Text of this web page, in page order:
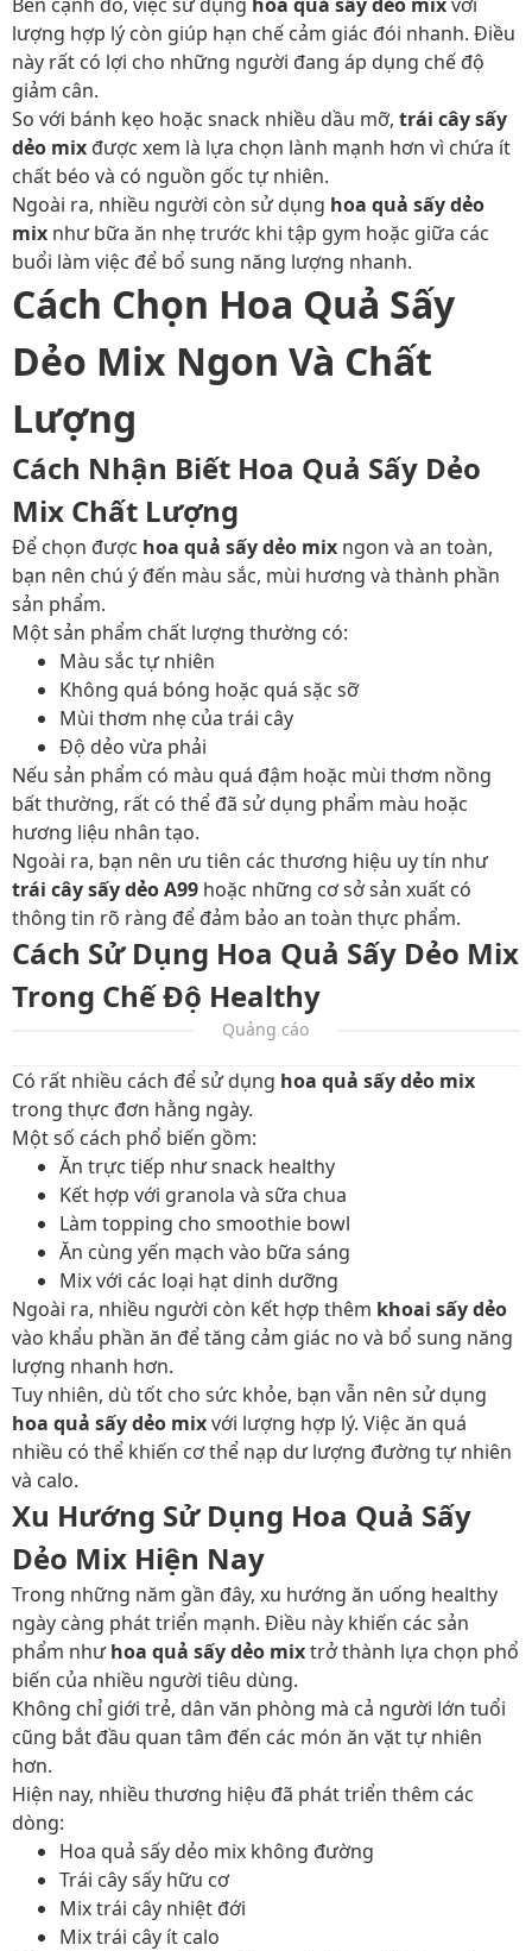
lượng hợp lý còn giúp hạn chế cảm giác đói nhanh. Điều
này rất có lợi cho những người đang áp dụng chế độ
giảm cân.
So với bánh kẹo hoặc snack nhiều dầu mỡ, trái cây sấy
dẻo mix được xem là lựa chọn lành mạnh hơn vì chứa ít
chất béo và có nguồn gốc tự nhiên.
Ngoài ra, nhiều người còn sử dụng hoa quả sấy dẻo
mix như bữa ăn nhẹ trước khi tập gym hoặc giữa các
buổi làm việc để bổ sung năng lượng nhanh.
Cách Chọn Hoa Quả Sấy
Dẻo Mix Ngon Và Chất
Lượng
Cách Nhận Biết Hoa Quả Sấy Dẻo
Mix Chất Lượng
Để chọn được hoa quả sấy dẻo mix ngon và an toàn,
bạn nên chú ý đến màu sắc, mùi hương và thành phần
sản phẩm.
Một sản phẩm chất lượng thường có:
Màu sắc tự nhiên
Không quá bóng hoặc quá sặc sỡ
Mùi thơm nhẹ của trái cây
Độ dẻo vừa phải
Nếu sản phẩm có màu quá đậm hoặc mùi thơm nồng
bất thường, rất có thể đã sử dụng phẩm màu hoặc
hương liệu nhân tạo.
Ngoài ra, bạn nên ưu tiên các thương hiệu uy tín như
trái cây sấy dẻo A99 hoặc những cơ sở sản xuất có
thông tin rõ ràng để đảm bảo an toàn thực phẩm.
Cách Sử Dụng Hoa Quả Sấy Dẻo Mix
Trong Chế Độ Healthy
Quảng cáo
Có rất nhiều cách để sử dụng hoa quả sấy dẻo mix
trong thực đơn hằng ngày.
Một số cách phổ biến gồm:
Ăn trực tiếp như snack healthy
Kết hợp với granola và sữa chua
Làm topping cho smoothie bowl
Ăn cùng yến mạch vào bữa sáng
Mix với các loại hạt dinh dưỡng
Ngoài ra, nhiều người còn kết hợp thêm khoai sấy dẻo
vào khẩu phần ăn để tăng cảm giác no và bổ sung năng
lượng nhanh hơn.
Tuy nhiên, dù tốt cho sức khỏe, bạn vẫn nên sử dụng
hoa quả sấy dẻo mixvới lượng hợp lý. Việc ăn quá
nhiều có thể khiến cơ thể nạp dư lượng đường tự nhiên
và calo.
Xu Hướng Sử Dụng Hoa Quả Sấy
Dẻo Mix Hiện Nay
Trong những năm gần đây, xu hướng ăn uống healthy
ngày càng phát triển mạnh. Điều này khiến các sản
phẩm nhưhoa quả sấy dẻo mixtrở thành lựa chọn phổ
biến của nhiều người tiêu dùng.
Không chỉ giới trẻ, dân văn phòng mà cả người lớn tuổi
cũng bắt đầu quan tâm đến các món ăn vặt tự nhiên
hơn.
Hiện nay, nhiều thương hiệu đã phát triển thêm các
dòng:
Hoa quả sấy dẻo mix không đường
Trái cây sấy hữu cơ
Mix trái cây nhiệt đới
Mix trái cây ít calo